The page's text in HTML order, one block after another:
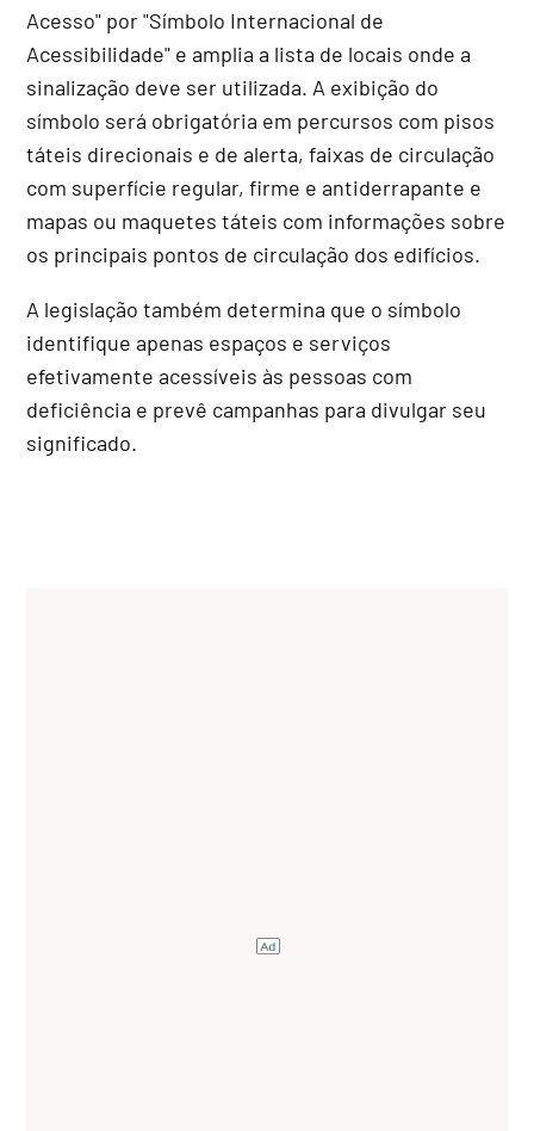
Acesso" por "Símbolo Internacional de
Acessibilidade" e amplia a lista de locais onde a
sinalização deve ser utilizada. A exibição do
símbolo será obrigatória em percursos com pisos
táteis direcionais e de alerta, faixas de circulação
com superfície regular, firme e antiderrapante e
mapas ou maquetes táteis com informações sobre
os principais pontos de circulação dos edifícios.
A legislação também determina que o símbolo
identifique apenas espaços e serviços
efetivamente acessíveis às pessoas com
deficiência e prevê campanhas para divulgar seu
significado.